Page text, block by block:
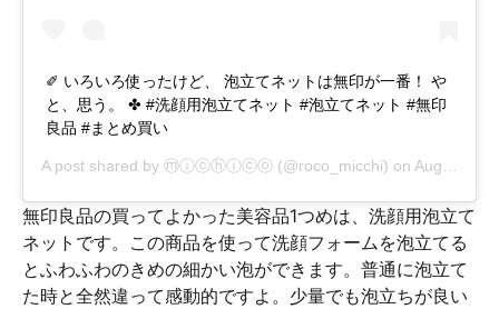
✐ いろいろ使ったけど、 泡立てネットは無印が一番！ や
と、思う。 ✤ #洗顔用泡立てネット #泡立てネット #無印
良品 #まとめ買い
A post shared by ⓜⓘⓒⓗⓘⓒⓞ (@roco_micchi) on Aug 12, 2017 at 12:22am PDT
無印良品の買ってよかった美容品1つめは、洗顔用泡立て
ネットです。この商品を使って洗顔フォームを泡立てる
とふわふわのきめの細かい泡ができます。普通に泡立て
た時と全然違って感動的ですよ。少量でも泡立ちが良い